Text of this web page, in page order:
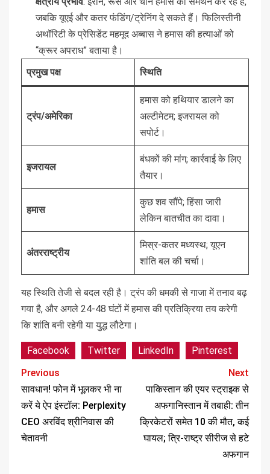
जबकि यूएई और कतर फंडिंग/ट्रेनिंग दे सकते हैं। फिलिस्तीनी
अथॉरिटी के प्रेसिडेंट महमूद अब्बास ने हमास की हत्याओं को
“क्रूर अपराध” बताया है।
प्रमुख पक्ष
स्थिति
ट्रंप/अमेरिका
हमास को हथियार डालने का
अल्टीमेटम; इजरायल को
सपोर्ट।
इजरायल
बंधकों की मांग; कार्रवाई के लिए
तैयार।
हमास
कुछ शव सौंपे; हिंसा जारी
लेकिन बातचीत का दावा।
अंतरराष्ट्रीय
मिस्र-कतर मध्यस्थ; यूएन
शांति बल की चर्चा।
यह स्थिति तेजी से बदल रही है। ट्रंप की धमकी से गाजा में तनाव बढ़
गया है, और अगले 24-48 घंटों में हमास की प्रतिक्रिया तय करेगी
कि शांति बनी रहेगी या युद्ध लौटेगा।
Facebook Twitter LinkedIn
Pinterest
Previous
सावधान! फोन में भूलकर भी ना
करें ये ऐप इंस्टॉल: Perplexity
CEO अरविंद श्रीनिवास की
चेतावनी
Next
पाकिस्तान की एयर स्ट्राइक से
अफगानिस्तान में तबाही: तीन
क्रिकेटरों समेत 10 की मौत, कई
घायल; त्रि-राष्ट्र सीरीज से हटे
अफगान